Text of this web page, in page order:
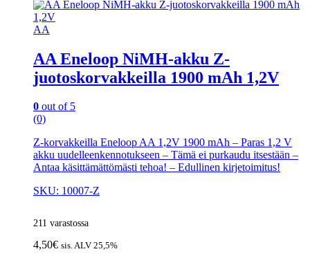
AA
AA Eneloop NiMH-akku Z-
juotoskorvakkeilla 1900 mAh 1,2V
0 out of 5
(0)
Z-korvakkeilla Eneloop AA 1,2V 1900 mAh – Paras 1,2 V
akku uudelleenkennotukseen – Tämä ei purkaudu itsestään –
Antaa käsittämättömästi tehoa! – Edullinen kirjetoimitus!
SKU: 10007-Z
211 varastossa
4,50€ sis. ALV 25,5%